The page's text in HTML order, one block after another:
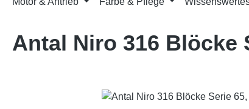
Antal Niro 316 Blöcke
Bildergalerie überspringen